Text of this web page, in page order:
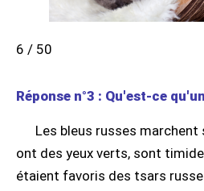
6 / 50
Réponse n°3 : Qu'est-ce
Les bleus russes marchent
ont des yeux verts, sont
étaient favoris des tsars